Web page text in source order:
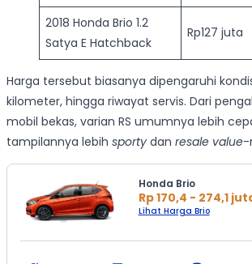
2018 Honda Brio 1.2
Satya E Hatchback
Rp127 juta
Harga tersebut biasanya dipengaruhi
kilometer, hingga riwayat servis. Dari
mobil bekas, varian RS umumnya lebih
tampilannya lebih sporty dan resale value-
Honda Brio
Rp 170,4 - 274,1
Lihat Harga Brio